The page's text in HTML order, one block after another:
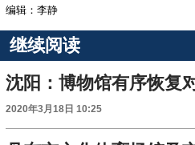
编辑：李静
继续阅读
沈阳：博物馆有序恢复
2020年3月18日 10:25